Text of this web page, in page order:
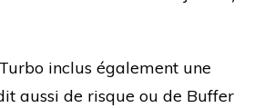
inclus également une
aussi de risque ou de Buffer